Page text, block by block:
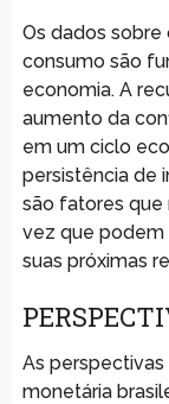
Os dados sobre
consumo são
economia. A
aumento da
em um ciclo
persistência de
são fatores que
vez que podem
suas próximas
As
monetária